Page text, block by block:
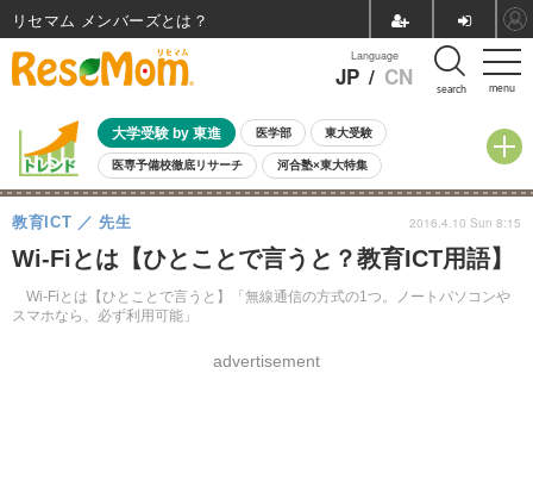
menu
Language
JP / CN search
大学受験 by 東進 医学部 東大受験
医専予備校徹底リサーチ 河合塾×東大特集
親子で考える大学選び 高校受験 中学受験 小学校受験
共通テスト 夏休み
8月開催イベント・WS 全国公立高校 過去問 人気記事
自由研究教材（小学生向け） 自由研究教材（中学生向け） ランキング
Wi-Fiとは【ひとことで言うと？教育ICT用語】
Wi-Fiとは【ひとことで言うと】「無線通信の方式の1つ。ノートパソコンや
スマホなら、必ず利用可能」
教育ICT 先生
advertisement
2016.4.10 Sun 8:15
リセマム メンバーズ